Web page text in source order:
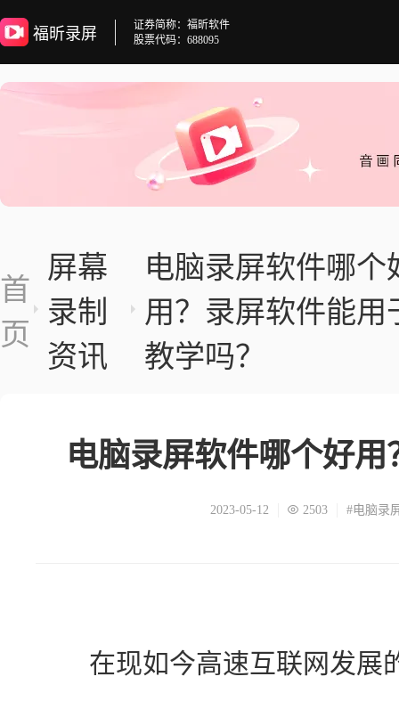
福昕录屏
证券简称：福昕软件
股票代码：688095
首
页
屏幕
录制
资讯
电脑录屏软件哪个
用？录屏软件能用
教学吗？
电脑录屏软件哪个好
2023-05-12 2503 #电脑录
在现如今高速互联网发展